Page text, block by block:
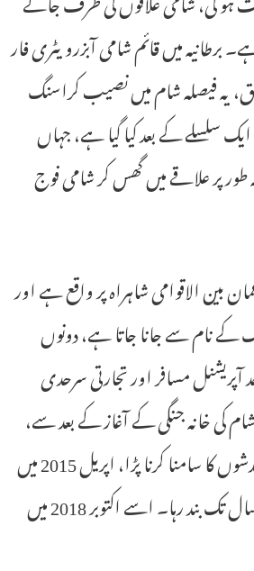
میں قائم شامی آبزرویٹری فار
یہ فیصلہ شام میں نصیب کراسنگ
سلسلے کے بعد کیا گیا ہے، جہاں
پر علاقے میں گھس کر شامی فوج
بین الاقوامی شاہراہ پر واقع ہے اور
نام سے جانا جاتا ہے، دونوں
مسافر اور تجارتی سرحدی
2011 میں شام کی خانہ جنگی کے آغاز کے بعد سے،
اس کراسنگ کو متعدد بندشوں کا سامنا کرنا پڑا، اپریل 2015 میں
شروع ہوا جب یہ تین سال تک بند رہا۔ اسے اکتوبر 2018 میں